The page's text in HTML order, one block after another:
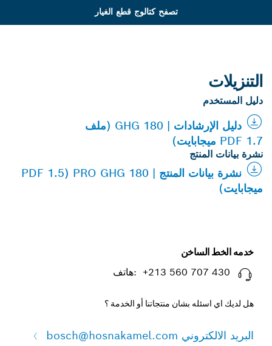
تصفح كتالوج قطع الغيار
التنزيلات
دليل المستخدم
دليل الإرشادات | GHG 180 (ملف
PDF 1.7 ميجابايت)
نشرة بيانات المنتج
نشرة بيانات المنتج | PRO GHG 180 (PDF 1.5
ميجابايت)
خدمه الخط الساخن
‎ +213 560 707 430 :هاتف
هل لديك اي اسئله بشان منتجاتنا أو الخدمة ؟
البريد الالكتروني bosch@hosnakamel.com